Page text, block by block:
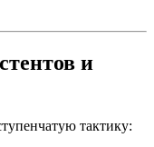
и
тактику: